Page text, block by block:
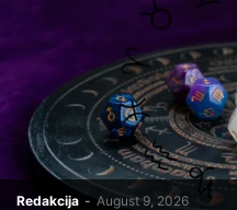
Redakcija - August 9, 2026